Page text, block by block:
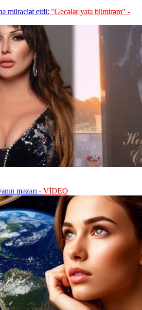
müraciət etdi: "Gecələr yata bilmirəm" -
məzarı - VİDEO